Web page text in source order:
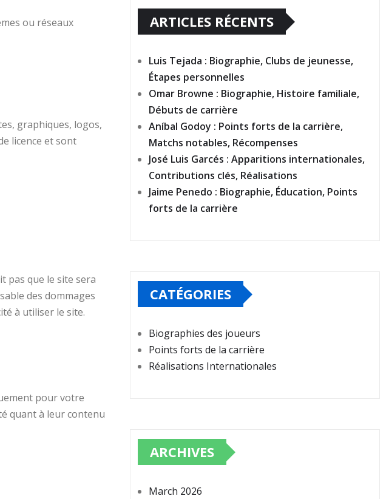
ou réseaux
graphiques, logos,
licence et sont
pas que le site sera
des dommages
à utiliser le site.
pour votre
quant à leur contenu
ARTICLES RÉCENTS
Luis Tejada : Biographie, Clubs de jeunesse,
Étapes personnelles
Omar Browne : Biographie, Histoire familiale,
Débuts de carrière
Aníbal Godoy : Points forts de la carrière,
Matchs notables, Récompenses
José Luis Garcés : Apparitions internationales,
Contributions clés, Réalisations
Jaime Penedo : Biographie, Éducation, Points
forts de la carrière
CATÉGORIES
Biographies des joueurs
Points forts de la carrière
Réalisations Internationales
ARCHIVES
March 2026